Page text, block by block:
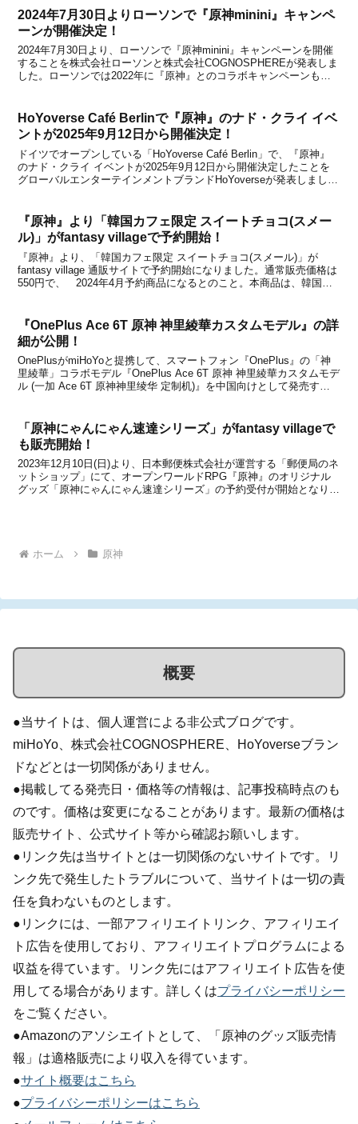
2024年7月30日よりローソンで『原神minini』キャンペ
ーンが開催決定！
2024年7月30日より、ローソンで『原神minini』キャンペーンを開催
することを株式会社ローソンと株式会社COGNOSPHEREが発表しま
した。ローソンでは2022年に『原神』とのコラボキャンペーンも開
HoYoverse Café Berlinで『原神』のナド・クライ イベ
ントが2025年9月12日から開催決定！
ドイツでオープンしている「HoYoverse Café Berlin」で、『原神』
のナド・クライ イベントが2025年9月12日から開催決定したことを
グローバルエンターテインメントブランドHoYoverseが発表しまし
『原神』より「韓国カフェ限定 スイートチョコ(スメー
ル)」がfantasy villageで予約開始！
『原神』より、「韓国カフェ限定 スイートチョコ(スメール)」が
fantasy village 通販サイトで予約開始になりました。通常販売価格は
550円で、 2024年4月予約商品になるとのこと。本商品は、韓国で
『OnePlus Ace 6T 原神 神里綾華カスタムモデル』の詳
細が公開！
OnePlusがmiHoYoと提携して、スマートフォン『OnePlus』の「神
里綾華」コラボモデル『OnePlus Ace 6T 原神 神里綾華カスタムモデ
ル (一加 Ace 6T 原神神里绫华 定制机)』を中国向けとして発売する
「原神にゃんにゃん速達シリーズ」がfantasy villageで
も販売開始！
2023年12月10日(日)より、日本郵便株式会社が運営する「郵便局のネ
ットショップ」にて、オープンワールドRPG『原神』のオリジナル
グッズ「原神にゃんにゃん速達シリーズ」の予約受付が開始となりま
ホーム 原神
概要
●当サイトは、個人運営による非公式ブログです。
miHoYo、株式会社COGNOSPHERE、HoYoverseブラン
ドなどとは一切関係がありません。
●掲載してる発売日・価格等の情報は、記事投稿時点のも
のです。価格は変更になることがあります。最新の価格は
販売サイト、公式サイト等から確認お願いします。
●リンク先は当サイトとは一切関係のないサイトです。リ
ンク先で発生したトラブルについて、当サイトは一切の責
任を負わないものとします。
●リンクには、一部アフィリエイトリンク、アフィリエイ
ト広告を使用しており、アフィリエイトプログラムによる
収益を得ています。リンク先にはアフィリエイト広告を使
用してる場合があります。詳しくはプライバシーポリシー
をご覧ください。
●Amazonのアソシエイトとして、「原神のグッズ販売情
報」は適格販売により収入を得ています。
●サイト概要はこちら
●プライバシーポリシーはこちら